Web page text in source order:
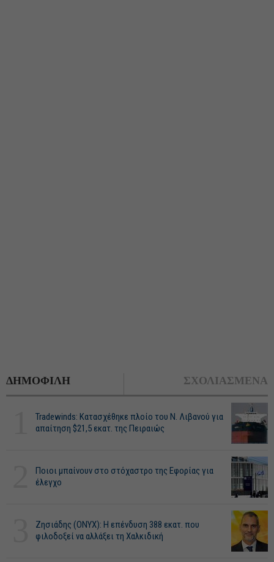
ΔΗΜΟΦΙΛΗ ΣΧΟΛΙΑΣΜΕΝΑ
Tradewinds: Κατασχέθηκε πλοίο του Ν. Λιβανού για
απαίτηση $21,5 εκατ. της Πειραιώς
Ποιοι μπαίνουν στο στόχαστρο της Εφορίας για
έλεγχο
Ζησιάδης (ONYX): Η επένδυση 388 εκατ. που
φιλοδοξεί να αλλάξει τη Χαλκιδική